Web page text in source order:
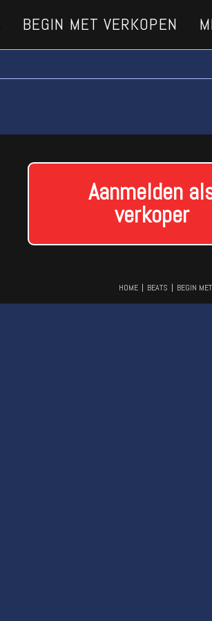
BEGIN MET VERKOPEN
Aanmelden
verkoper
HOME BEATS BEGIN